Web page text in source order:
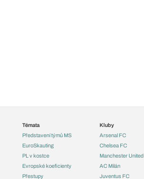
Témata
Představení týmů MS
EuroSkauting
PL v kostce
Evropské koeficienty
Přestupy
Kluby
Arsenal FC
Chelsea FC
Manchester United
AC Milán
Juventus FC